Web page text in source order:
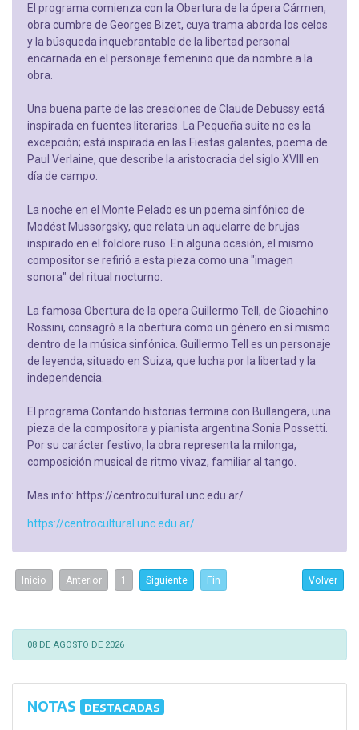
El programa comienza con la Obertura de la ópera Cármen,
obra cumbre de Georges Bizet, cuya trama aborda los celos
y la búsqueda inquebrantable de la libertad personal
encarnada en el personaje femenino que da nombre a la
obra.
Una buena parte de las creaciones de Claude Debussy está
inspirada en fuentes literarias. La Pequeña suite no es la
excepción; está inspirada en las Fiestas galantes, poema de
Paul Verlaine, que describe la aristocracia del siglo XVIII en
día de campo.
La noche en el Monte Pelado es un poema sinfónico de
Modést Mussorgsky, que relata un aquelarre de brujas
inspirado en el folclore ruso. En alguna ocasión, el mismo
compositor se refirió a esta pieza como una "imagen
sonora" del ritual nocturno.
La famosa Obertura de la opera Guillermo Tell, de Gioachino
Rossini, consagró a la obertura como un género en sí mismo
dentro de la música sinfónica. Guillermo Tell es un personaje
de leyenda, situado en Suiza, que lucha por la libertad y la
independencia.
El programa Contando historias termina con Bullangera, una
pieza de la compositora y pianista argentina Sonia Possetti.
Por su carácter festivo, la obra representa la milonga,
composición musical de ritmo vivaz, familiar al tango.
Mas info: https://centrocultural.unc.edu.ar/
https://centrocultural.unc.edu.ar/
Inicio Anterior 1 Siguiente Fin Volver
08 DE AGOSTO DE 2026
NOTAS DESTACADAS